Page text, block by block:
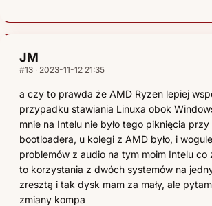
JM
#13 2023-11-12 21:35
a czy to prawda że AMD Ryzen lepiej
przypadku stawiania Linuxa obok
mnie na Intelu nie było tego piknięcia przy
bootloadera, u kolegi z AMD było, i
problemów z audio na tym moim Intelu co
to korzystania z dwóch systemów na
zresztą i tak dysk mam za mały, ale
zmiany kompa